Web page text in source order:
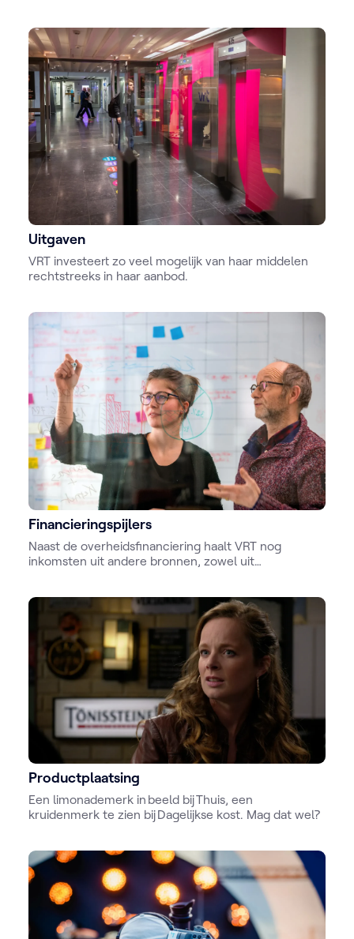
Uitgaven
VRT investeert zo veel mogelijk van haar middelen
rechtstreeks in haar aanbod.
Financieringspijlers
Naast de overheidsfinanciering haalt VRT nog
inkomsten uit andere bronnen, zowel uit
Productplaatsing
Een limonademerk in beeld bij Thuis, een
kruidenmerk te zien bij Dagelijkse kost. Mag dat wel?